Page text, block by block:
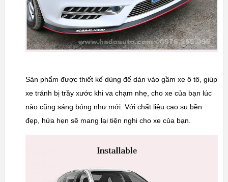
Sản phẩm được thiết kế dùng để dán vào gầm xe ô tô, giúp
xe tránh bị trầy xước khi va chạm nhẹ, cho xe của bạn lúc
nào cũng sáng bóng như mới. Với chất liệu cao su bền
đẹp, hứa hẹn sẽ mang lại tiện nghi cho xe của bạn.